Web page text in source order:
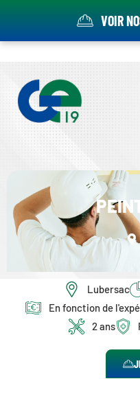
VOIR
Lubersac
En fonction de
2 ans